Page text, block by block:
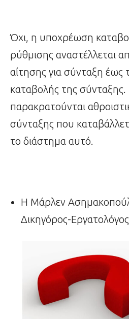
Όχι, η υποχρέωση
ρύθμισης αναστέλλεται
αίτησης για σύνταξη έως
καταβολής της σύνταξης.
παρακρατούνται
σύνταξης που
το διάστημα αυτό.
Η Μάρλεν
Δικηγόρος-Εργατολόγος